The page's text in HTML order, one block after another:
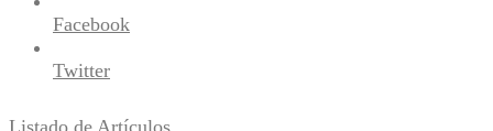
Facebook
Twitter